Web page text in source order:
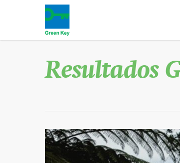
Resultados